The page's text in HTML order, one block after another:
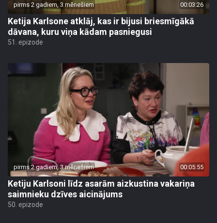
pirms 2 gadiem, 3 mēnešiem 00:03:26
Ketija Karlsone atklāj, kas ir bijusi briesmīgākā
dāvana, kuru viņa kādam pasniegusi
51. epizode
pirms 2 gadiem, 3 mēnešiem 00:05:55
Ketiju Karlsoni līdz asarām aizkustina vakariņa
saimnieku dzīves aicinājums
50. epizode